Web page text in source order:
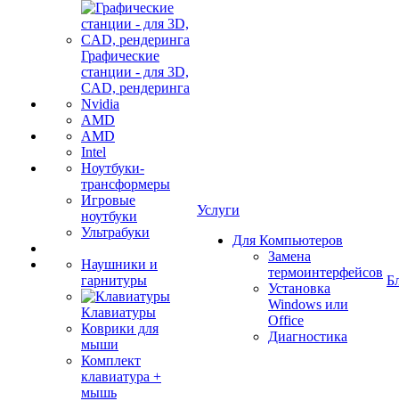
Графические
станции - для 3D,
CAD, рендеринга
Nvidia
AMD
AMD
Intel
Ноутбуки-
трансформеры
Игровые
ноутбуки
Ультрабуки
Наушники и
гарнитуры
Клавиатуры
Коврики для
мыши
Комплект
клавиатура +
мышь
Услуги
Для Компьютеров
Замена
термоинтерфейсов
Установка
Windows или
Office
Диагностика